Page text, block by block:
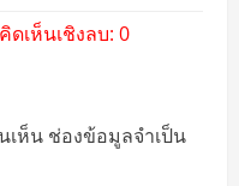
ดเห็นเชิงลบ: 0
เห็น ช่องข้อมูลจำเป็น